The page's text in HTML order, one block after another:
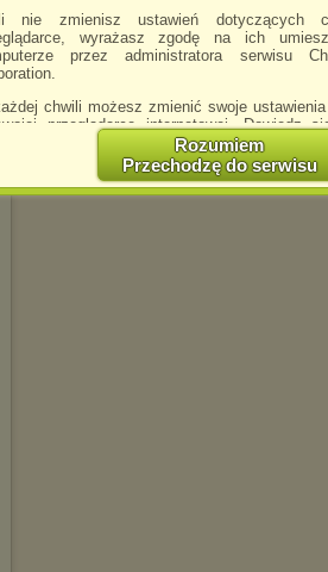
nie zmienisz ustawień dotyczących
wyrażasz zgodę na ich
przez administratora serwisu
chwili możesz zmienić swoje
przeglądarce internetowej. Dowiedz
http://chomikuj.pl/
informujemy że zmiana ustawień
ograniczenie korzystania ze strony
przypadkowo.
chomikuj.pl/PolitykaPrywatnosci.aspx
Rozumiem
Przechodzę do serwisu